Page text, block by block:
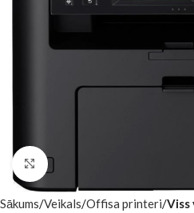
Click to enlarge
Sākums Veikals Offisa printeri Viss